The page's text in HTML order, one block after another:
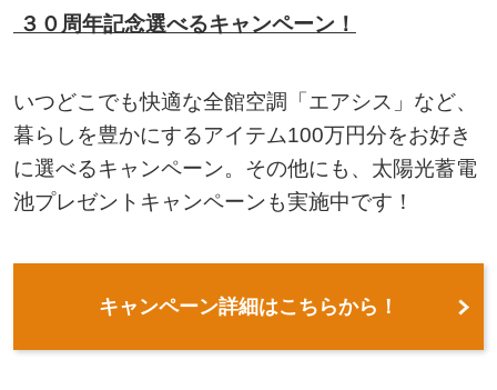
３０周年記念選べるキャンペーン！
いつどこでも快適な全館空調「エアシス」など、
暮らしを豊かにするアイテム100万円分をお好き
に選べるキャンペーン。その他にも、太陽光蓄電
池プレゼントキャンペーンも実施中です！
キャンペーン詳細はこちらから！